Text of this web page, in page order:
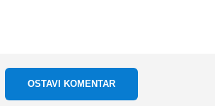
OSTAVI KOMENTAR